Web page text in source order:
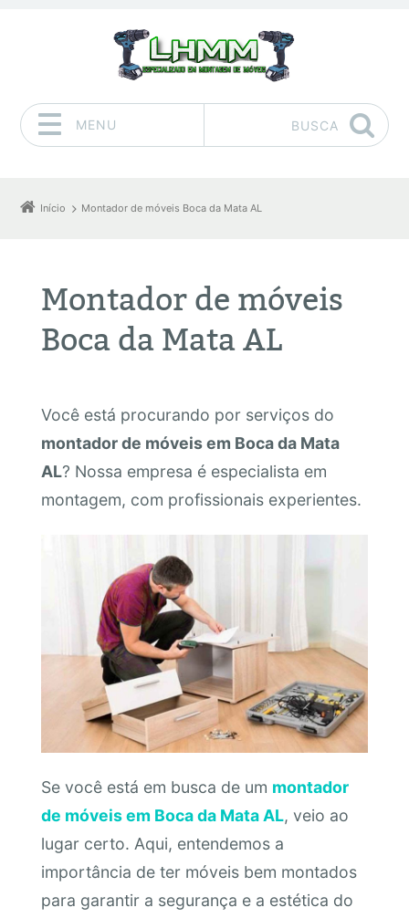
MENU BUSCA
Início Montador de móveis Boca da Mata AL
Montador de móveis
Boca da Mata AL
Você está procurando por serviços do
montador de móveis em Boca da Mata
AL? Nossa empresa é especialista em
montagem, com profissionais experientes.
Se você está em busca de um montador
de móveis em Boca da Mata AL, veio ao
lugar certo. Aqui, entendemos a
importância de ter móveis bem montados
para garantir a segurança e a estética do